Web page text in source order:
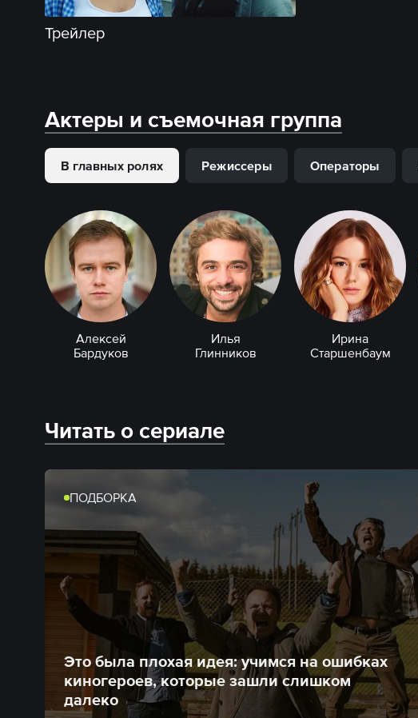
Трейлер
Актеры и съемочная группа
В главных ролях Режиссеры Операторы
Алексей
Бардуков
Илья
Глинников
Ирина
Старшенбаум
Читать о сериале
ПОДБОРКА
Это была плохая идея: учимся на ошибках
киногероев, которые зашли слишком
далеко